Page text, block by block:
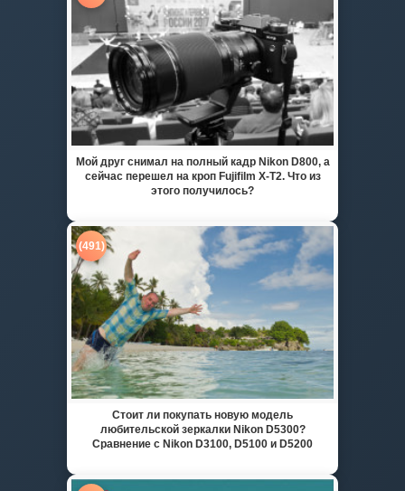
Мой друг снимал на полный кадр Nikon D800, а
сейчас перешел на кроп Fujifilm X-T2. Что из
этого получилось?
(491)
Стоит ли покупать новую модель
любительской зеркалки Nikon D5300?
Сравнение с Nikon D3100, D5100 и D5200